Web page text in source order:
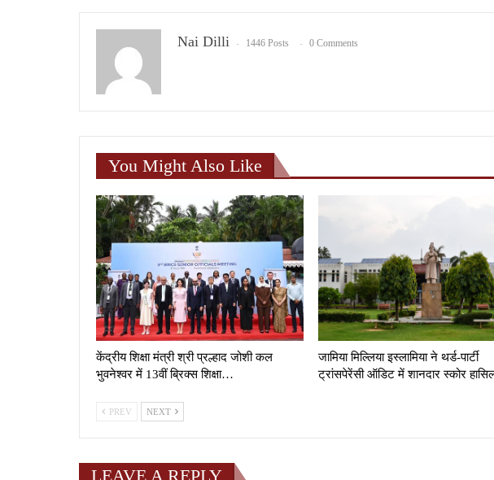
Nai Dilli 1446 Posts 0 Comments
You Might Also Like
केंद्रीय शिक्षा मंत्री श्री प्रल्हाद जोशी कल
भुवनेश्वर में 13वीं ब्रिक्स शिक्षा…
जामिया मिल्लिया इस्लामिया ने थर्ड-पार्टी
ट्रांसपेरेंसी ऑडिट में शानदार स्कोर
PREV NEXT
LEAVE A REPLY